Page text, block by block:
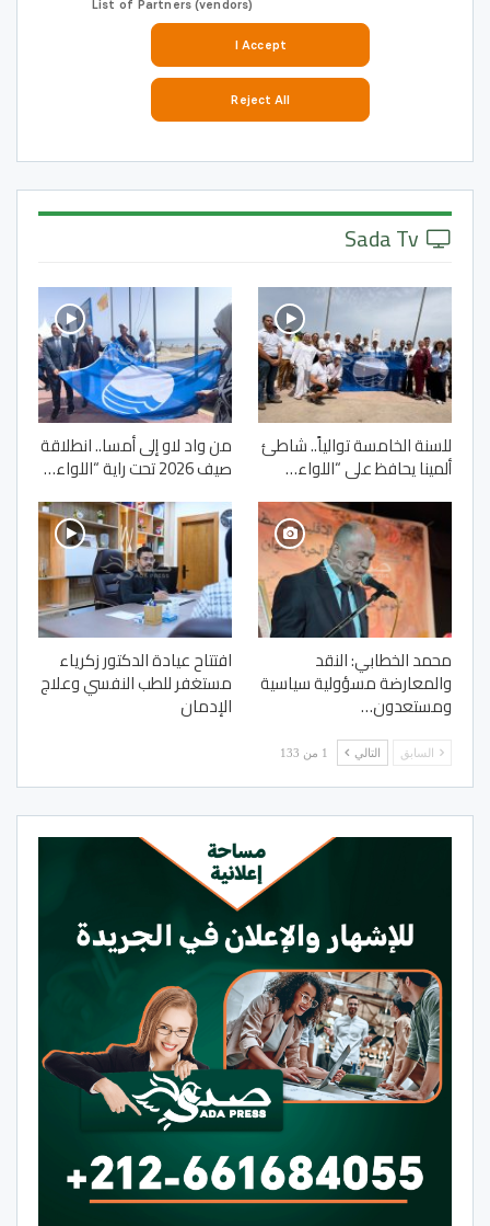
للسنة الخامسة توالياً.. شاطئ
ألمينا يحافظ على “اللواء…
من واد لاو إلى أمسا.. انطلاقة
صيف 2026 تحت راية “اللواء…
محمد الخطابي: النقد
والمعارضة مسؤولية سياسية
ومستعدون…
افتتاح عيادة الدكتور زكرياء
مستغفر للطب النفسي وعلاج
الإدمان
السابق التالي 1 من 133